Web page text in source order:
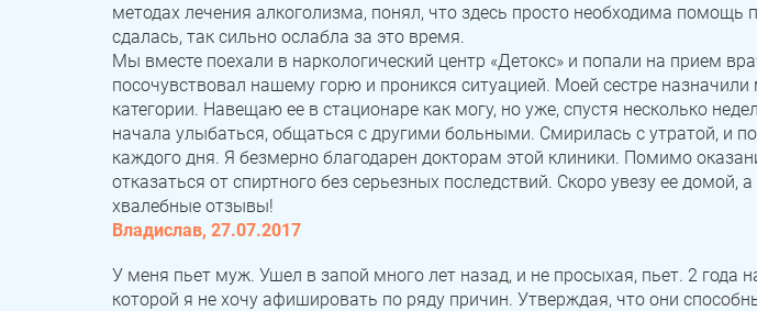
методах лечения алкоголизма, понял, что здесь просто необходима
сдалась, так сильно ослабла за это время.
Мы вместе поехали в наркологический центр «Детокс» и попали на прием
посочувствовал нашему горю и проникся ситуацией. Моей сестре
категории. Навещаю ее в стационаре как могу, но уже, спустя несколько
начала улыбаться, общаться с другими больными. Смирилась с утратой, и
каждого дня. Я безмерно благодарен докторам этой клиники. Помимо
отказаться от спиртного без серьезных последствий. Скоро увезу ее
хвалебные отзывы!
Владислав, 27.07.2017
У меня пьет муж. Ушел в запой много лет назад, и не просыхая, пьет. 2
которой я не хочу афишировать по ряду причин. Утверждая, что они